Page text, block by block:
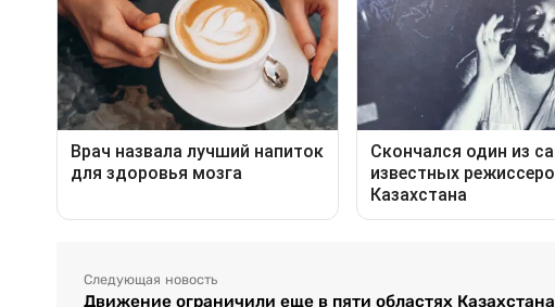
Следующая новость
Движение ограничили еще в пяти областях Казахстана